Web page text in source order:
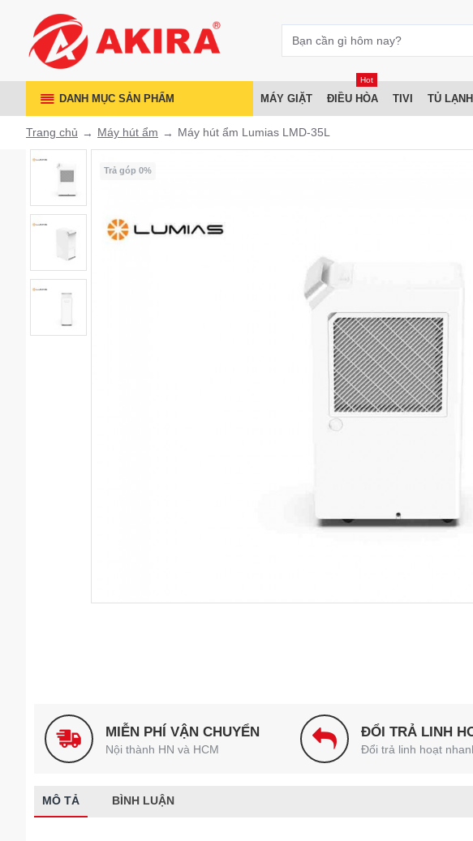
DANH MỤC SẢN PHẨM MÁY GIẶT ĐIỀU HÒA
Hot
TIVI TỦ LẠNH
Trang chủ Máy hút ẩm Máy hút ẩm Lumias LMD-35L
Trả góp 0%
MIỄN PHÍ VẬN CHUYỂN
Nội thành HN và HCM
ĐỔI TRẢ LINH
Đổi trả linh hoạt
MÔ TẢ BÌNH LUẬN